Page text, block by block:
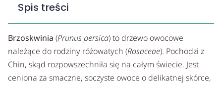
Spis treści
Brzoskwinia (Prunus persica) to drzewo owocowe
należące do rodziny różowatych (Rosaceae). Pochodzi z
Chin, skąd rozpowszechniła się na całym świecie. Jest
ceniona za smaczne, soczyste owoce o delikatnej skórce,